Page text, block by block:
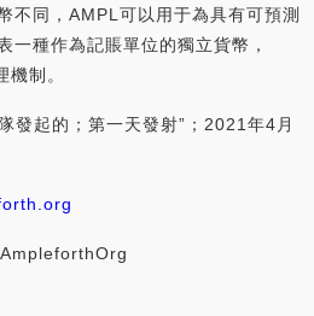
不同，AMPL可以用于為具有可預測
一種作為記賬單位的獨立貨幣，
制。
發起的；第一天發射”；2021年4月